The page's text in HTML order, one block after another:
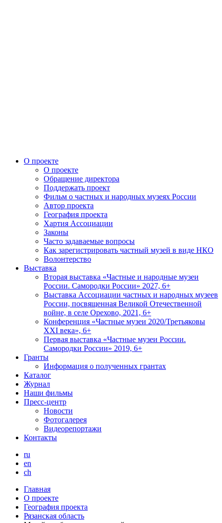
О проекте
О проекте
Обращение директора
Поддержать проект
Фильм о частных и народных музеях России
Автор проекта
География проекта
Хартия Ассоциации
Законы
Часто задаваемые вопросы
Как зарегистрировать частный музей в виде НКО
Волонтерство
Выставка
Вторая выставка «Частные и народные музеи
России. Самородки России» 2027, 6+
Выставка Ассоциации частных и народных музеев
России, посвященная Великой Отечественной
войне, в селе Орехово, 2021, 6+
Конференция «Частные музеи 2020/Третьяковы
XXI века», 6+
Первая выставка «Частные музеи России.
Самородки России» 2019, 6+
Гранты
Информация о полученных грантах
Каталог
Журнал
Наши фильмы
Пресс-центр
Новости
Фотогалерея
Видеорепортажи
Контакты
ru
en
ch
Главная
О проекте
География проекта
Рязанская область